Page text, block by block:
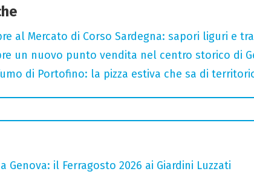
al Mercato di Corso Sardegna: sapori liguri e
un nuovo punto vendita nel centro storico di
di Portofino: la pizza estiva che sa di
il Ferragosto 2026 ai Giardini Luzzati